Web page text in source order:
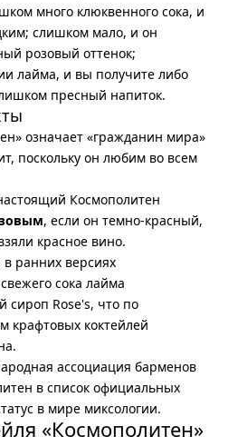
много клюквенного сока, и
слишком мало, и он
розовый оттенок;
лайма, и вы получите либо
пресный напиток.
означает «гражданин мира»
поскольку он любим во всем
Космополитен
, если он темно-красный,
красное вино.
в ранних версиях
сока лайма
сироп Rose's, что по
крафтовых коктейлей
ассоциация барменов
в список официальных
в мире миксологии.
«Космополитен»